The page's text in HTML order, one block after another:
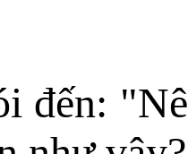
đến: